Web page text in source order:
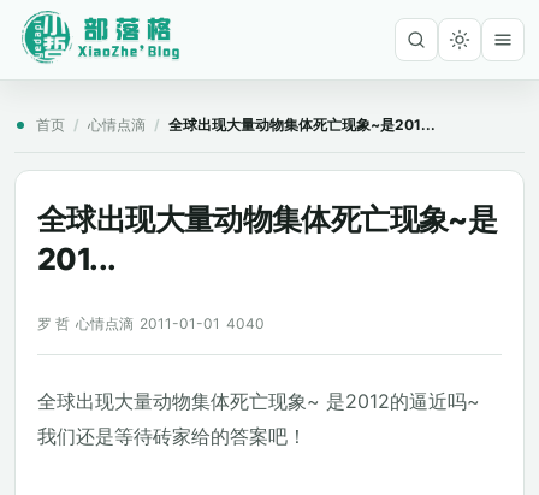
首页 / 心情点滴 / 全球出现大量动物集体死亡现象~是201...
全球出现大量动物集体死亡现象~是
201...
罗 哲 心情点滴 2011-01-01 4040
全球出现大量动物集体死亡现象~ 是2012的逼近吗~
我们还是等待砖家给的答案吧！